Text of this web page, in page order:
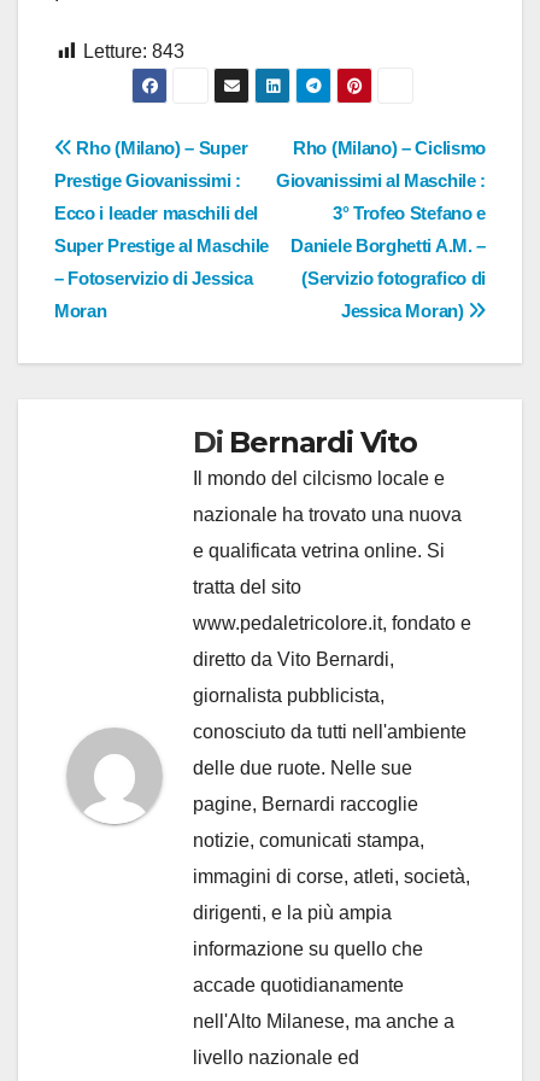
Letture: 843
Navigazione
articoli
Rho (Milano) – Ciclismo
Giovanissimi al Maschile :
3° Trofeo Stefano e
Daniele Borghetti A.M. –
(Servizio fotografico di
Jessica Moran)
Rho (Milano) – Super
Prestige Giovanissimi :
Ecco i leader maschili del
Super Prestige al Maschile
– Fotoservizio di Jessica
Moran
Di Bernardi Vito
Il mondo del cilcismo locale e
nazionale ha trovato una nuova
e qualificata vetrina online. Si
tratta del sito
www.pedaletricolore.it, fondato e
diretto da Vito Bernardi,
giornalista pubblicista,
conosciuto da tutti nell'ambiente
delle due ruote. Nelle sue
pagine, Bernardi raccoglie
notizie, comunicati stampa,
immagini di corse, atleti, società,
dirigenti, e la più ampia
informazione su quello che
accade quotidianamente
nell'Alto Milanese, ma anche a
livello nazionale ed